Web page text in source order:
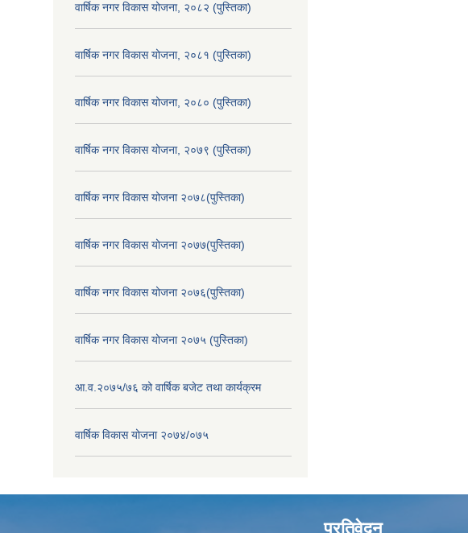
वार्षिक नगर विकास योजना, २०८२ (पुस्तिका)
वार्षिक नगर विकास योजना, २०८१ (पुस्तिका)
वार्षिक नगर विकास योजना, २०८० (पुस्तिका)
वार्षिक नगर विकास योजना, २०७९ (पुस्तिका)
वार्षिक नगर विकास योजना २०७८(पुस्तिका)
वार्षिक नगर विकास योजना २०७७(पुस्तिका)
वार्षिक नगर विकास योजना २०७६(पुस्तिका)
वार्षिक नगर विकास योजना २०७५ (पुस्तिका)
आ.व.२०७५/७६ को वार्षिक बजेट तथा कार्यक्रम
वार्षिक विकास योजना २०७४/०७५
प्रतिवेदन